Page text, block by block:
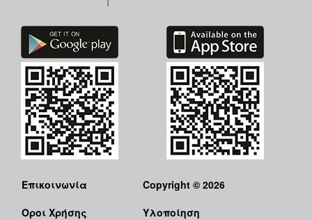
Επικοινωνία
Όροι Χρήσης
Copyright © 2026
Υλοποίηση